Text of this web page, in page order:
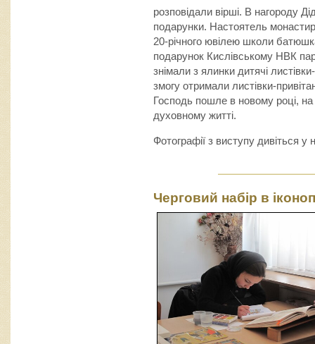
розповідали вірші. В нагороду
подарунки. Настоятель
20-річного ювілею школи
подарунок Кислівському НВК
знімали з ялинки дитячі
змогу отримали листівки-
Господь пошле в новому році,
духовному житті.
Фотографії з виступу дивіться у
Черговий набір в